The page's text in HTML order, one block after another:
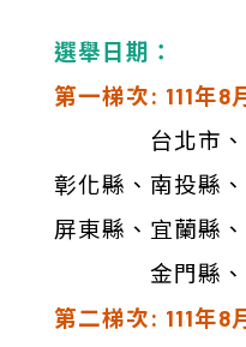
選舉日期：
第一梯次: 111年8
台北市
彰化縣、南投縣
屏東縣、宜蘭縣、
金門縣、
第二梯次: 111年8